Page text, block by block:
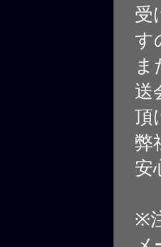
受
す
ま
送
頂
弊
安
※